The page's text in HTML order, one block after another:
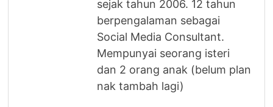
sejak tahun 2006. 12 tahun
berpengalaman sebagai
Social Media Consultant.
Mempunyai seorang isteri
dan 2 orang anak (belum plan
nak tambah lagi)